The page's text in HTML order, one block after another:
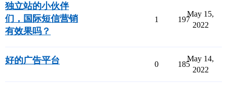
独立站的小伙伴
们，国际短信营销
有效果吗？
1 197
May 15,
2022
好的广告平台 0 185
May 14,
2022